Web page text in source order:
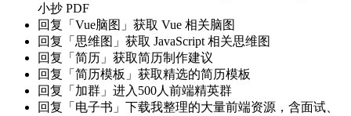
小抄 PDF
回复「Vue脑图」获取 Vue 相关脑图
回复「思维图」获取 JavaScript 相关思维图
回复「简历」获取简历制作建议
回复「简历模板」获取精选的简历模板
回复「加群」进入500人前端精英群
回复「电子书」下载我整理的大量前端资源，含面试、